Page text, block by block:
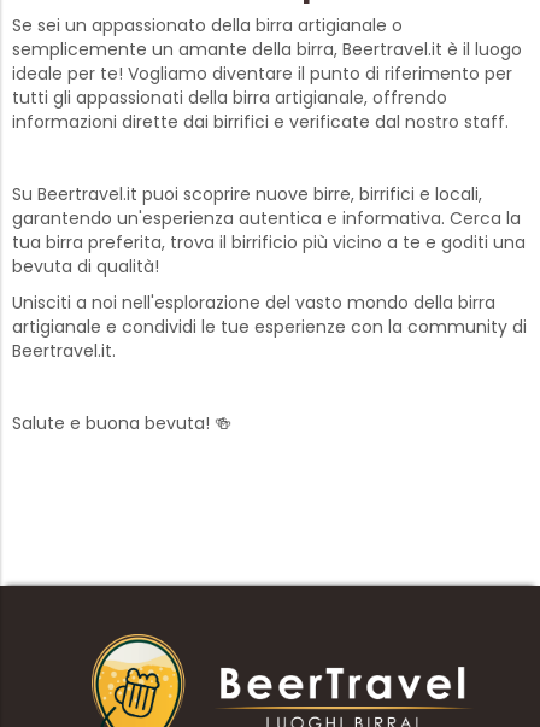
Se sei un appassionato della birra artigianale o
semplicemente un amante della birra, Beertravel.it è il luogo
ideale per te! Vogliamo diventare il punto di riferimento per
tutti gli appassionati della birra artigianale, offrendo
informazioni dirette dai birrifici e verificate dal nostro staff.
Su Beertravel.it puoi scoprire nuove birre, birrifici e locali,
garantendo un'esperienza autentica e informativa. Cerca la
tua birra preferita, trova il birrificio più vicino a te e goditi una
bevuta di qualità!
Unisciti a noi nell'esplorazione del vasto mondo della birra
artigianale e condividi le tue esperienze con la community di
Beertravel.it.
Salute e buona bevuta! 🍻